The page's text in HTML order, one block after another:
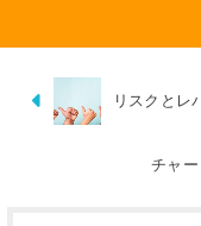
リスクとレ
チャ